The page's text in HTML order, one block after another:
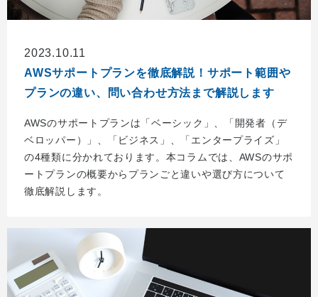
2023.10.11
AWSサポートプランを徹底解説！サポート範囲や
プランの違い、問い合わせ方法まで解説します
AWSのサポートプランは「ベーシック」、「開発者（デ
ベロッパー）」、「ビジネス」、「エンタープライズ」
の4種類に分かれております。本コラムでは、AWSのサポ
ートプランの概要からプランごと違いや選び方について
徹底解説します。